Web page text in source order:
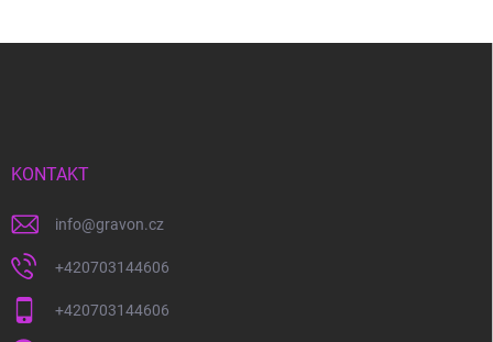
KONTAKT
info@gravon.cz
+420703144606
+420703144606